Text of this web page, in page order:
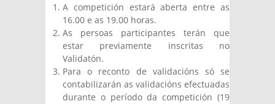
A competición estará aberta entre as
16.00 e as 19.00 horas.
As persoas participantes terán que
estar previamente inscritas no
Validatón.
Para o reconto de validacións só se
contabilizarán as validacións efectuadas
durante o período da competición (19